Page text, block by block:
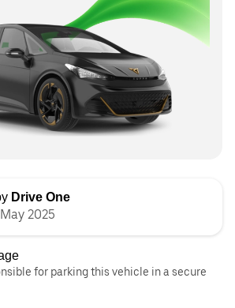
Drive One
2025
for parking this vehicle in a secure